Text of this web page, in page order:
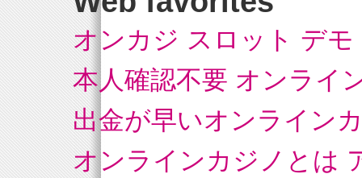
オンカジ スロット デモ
本人確認不要 オンライ
出金が早いオンライン
オンラインカジノとは